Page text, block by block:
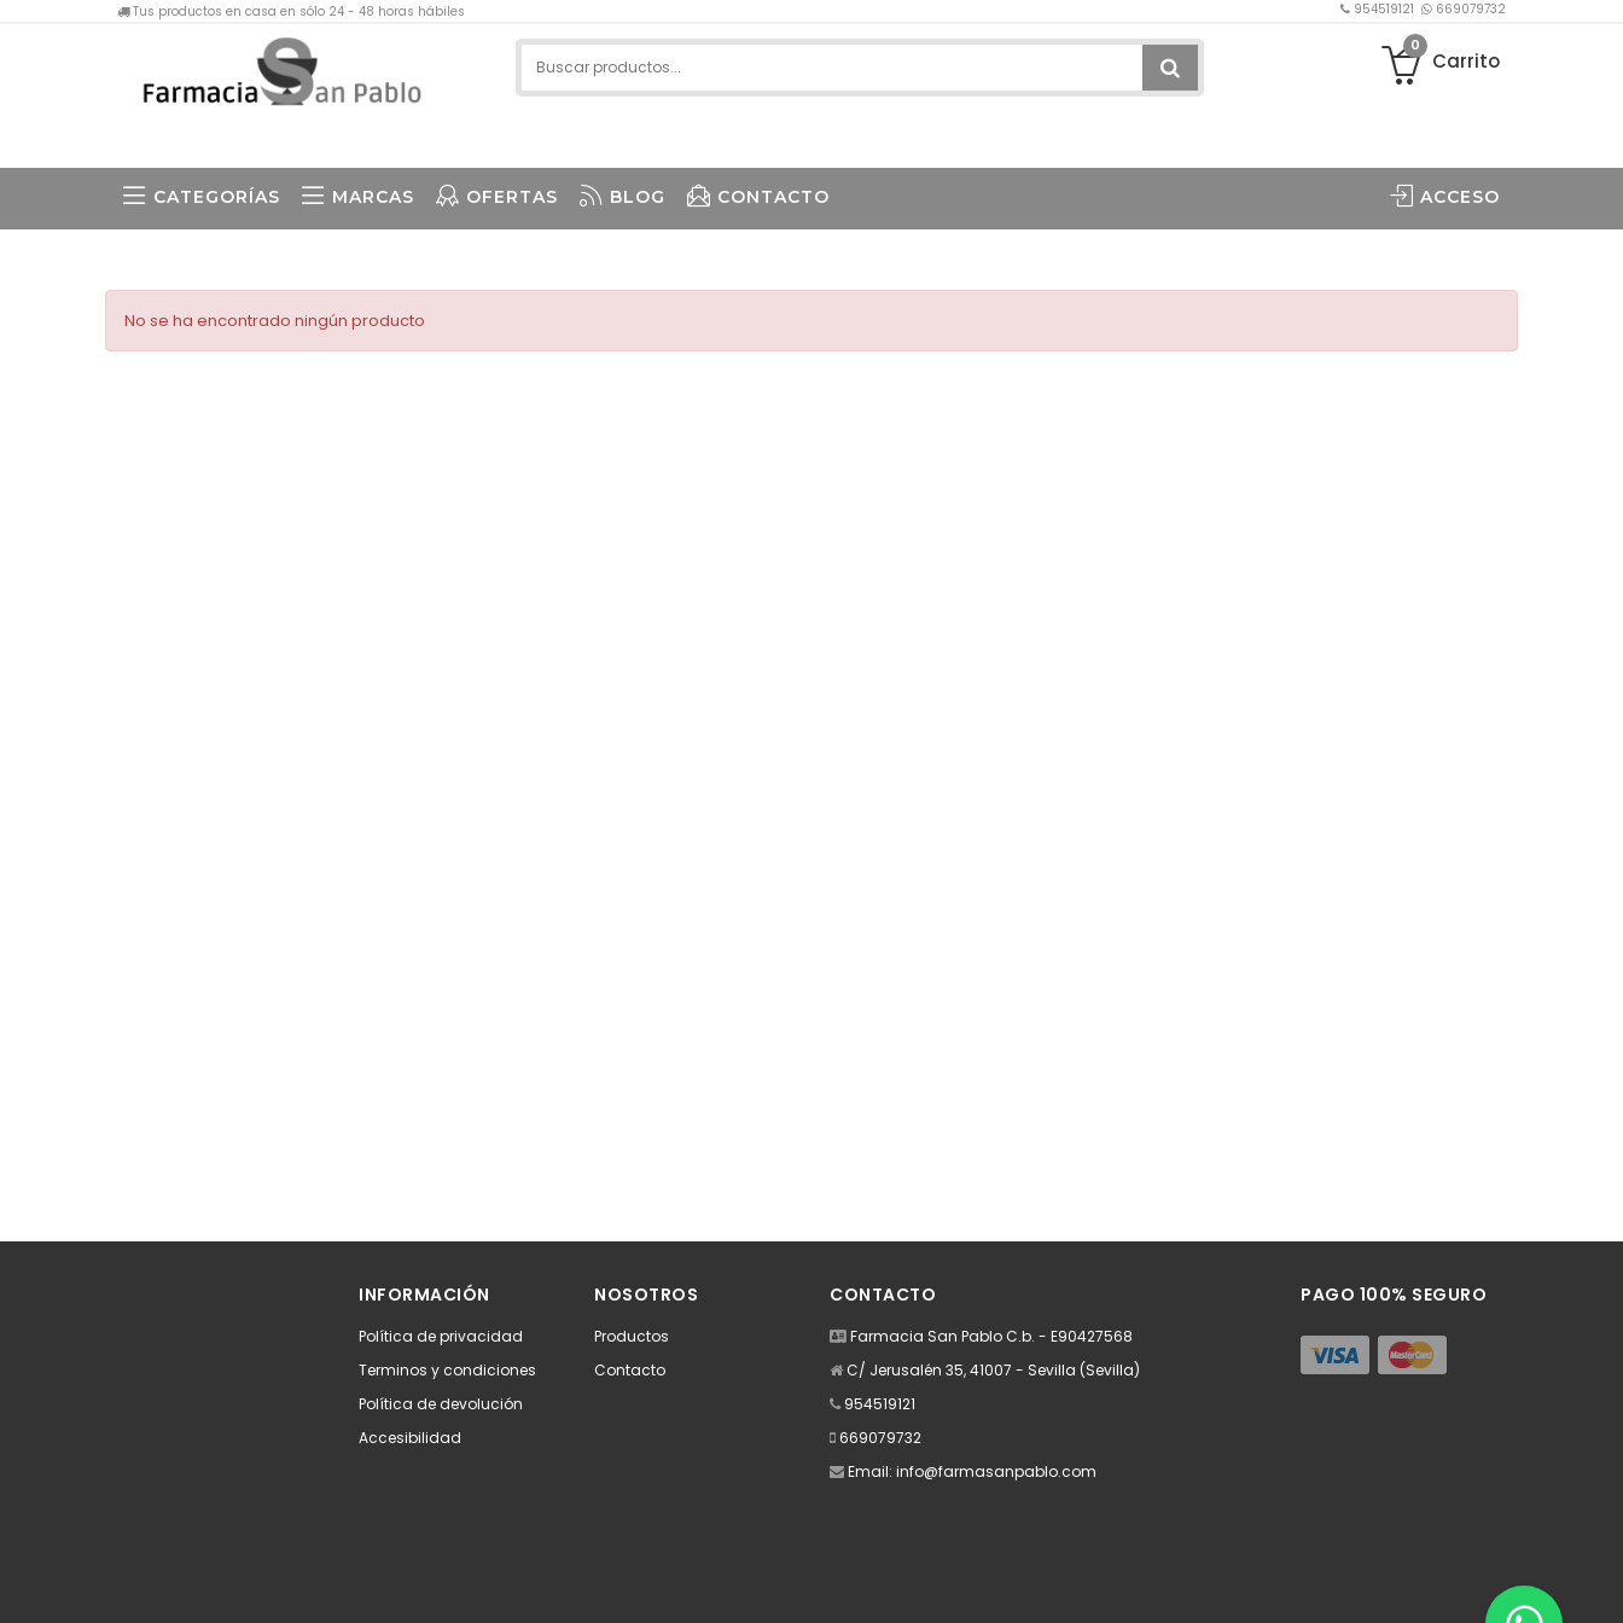
Tus productos en casa en sólo 24 - 48 horas hábiles 954519121 669079732
0
Carrito
CATEGORÍAS MARCAS OFERTAS BLOG CONTACTO ACCESO
No se ha encontrado ningún producto
INFORMACIÓN
Política de privacidad
Terminos y condiciones
Política de devolución
Accesibilidad
NOSOTROS
Productos
Contacto
CONTACTO
Farmacia San Pablo C.b. - E90427568
C/ Jerusalén 35, 41007 - Sevilla (Sevilla)
954519121
669079732
Email: info@farmasanpablo.com
PAGO 100% SEGURO